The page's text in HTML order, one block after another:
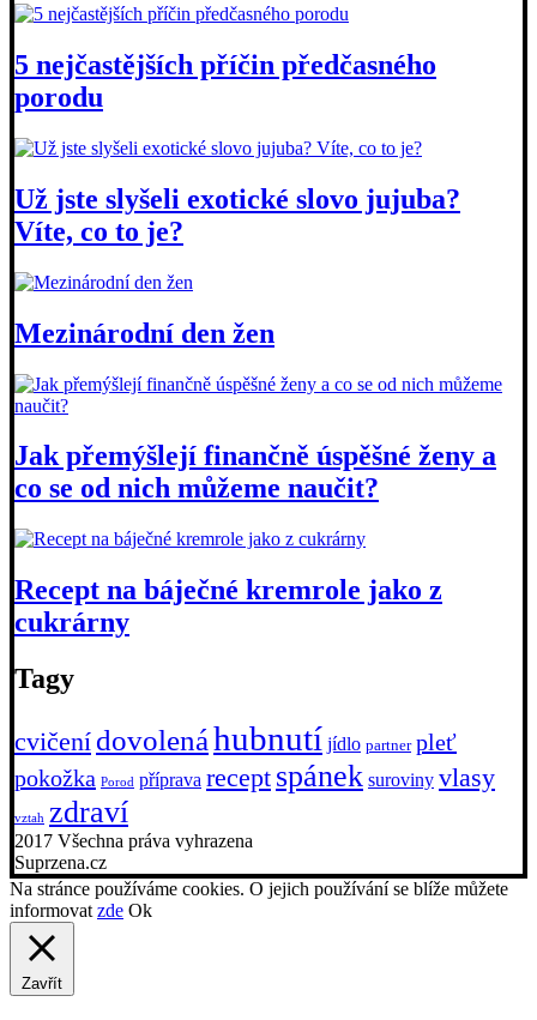
5 nejčastějších příčin předčasného
porodu
Už jste slyšeli exotické slovo jujuba?
Víte, co to je?
Mezinárodní den žen
Jak přemýšlejí finančně úspěšné ženy a
co se od nich můžeme naučit?
Recept na báječné kremrole jako z
cukrárny
Tagy
cvičení dovolenáhubnutí jídlo partner pleť
pokožka Porod příprava recept spánek suroviny vlasy
vztah zdraví
2017 Všechna práva vyhrazena
Suprzena.cz
Na stránce používáme cookies. O jejich používání se blíže můžete
informovat zde Ok
Zavřít